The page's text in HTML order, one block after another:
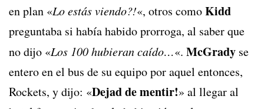
en plan «Lo estás viendo?!«, otros comoKidd
preguntaba si había habido prorroga, al saber que
no dijo «Los 100 hubieran caído…«. McGrady se
entero en el bus de su equipo por aquel entonces,
Rockets, y dijo: «Dejad de mentir!» al llegar al